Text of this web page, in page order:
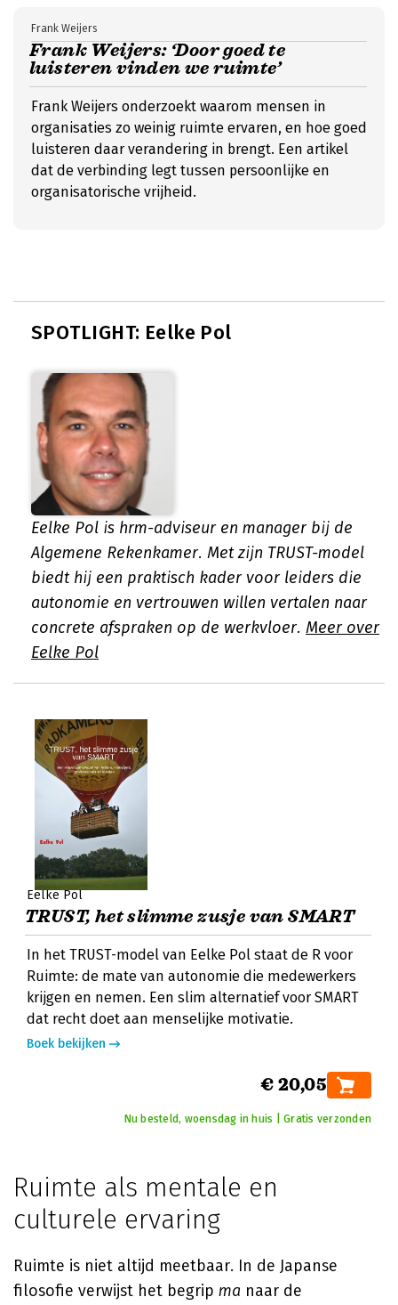
Frank Weijers: ‘Door goed te
luisteren vinden we ruimte’
Frank Weijers
Frank Weijers onderzoekt waarom mensen in
organisaties zo weinig ruimte ervaren, en hoe goed
luisteren daar verandering in brengt. Een artikel
dat de verbinding legt tussen persoonlijke en
organisatorische vrijheid.
SPOTLIGHT: Eelke Pol
Eelke Pol is hrm-adviseur en manager bij de
Algemene Rekenkamer. Met zijn TRUST-model
biedt hij een praktisch kader voor leiders die
autonomie en vertrouwen willen vertalen naar
concrete afspraken op de werkvloer. Meer over
Eelke Pol
Eelke Pol
TRUST, het slimme zusje van SMART
In het TRUST-model van Eelke Pol staat de R voor
Ruimte: de mate van autonomie die medewerkers
krijgen en nemen. Een slim alternatief voor SMART
dat recht doet aan menselijke motivatie.
Boek bekijken
€ 20,05
Nu besteld, woensdag in huis | Gratis verzonden
Ruimte als mentale en
culturele ervaring
Ruimte is niet altijd meetbaar. In de Japanse
filosofie verwijst het begrip ma naar de